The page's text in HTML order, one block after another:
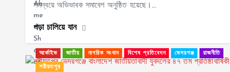
সমন্বয়ে অভিভাবক সমাবেশ অনুষ্ঠিত হয়েছে।…
পড়া চালিয়ে যান
আর্কাইভ জাতীয় নাগরিক সংবাদ বিশেষ প্রতিবেদন ভেদরগঞ্জ রাজনীতি
শরীয়তপুর